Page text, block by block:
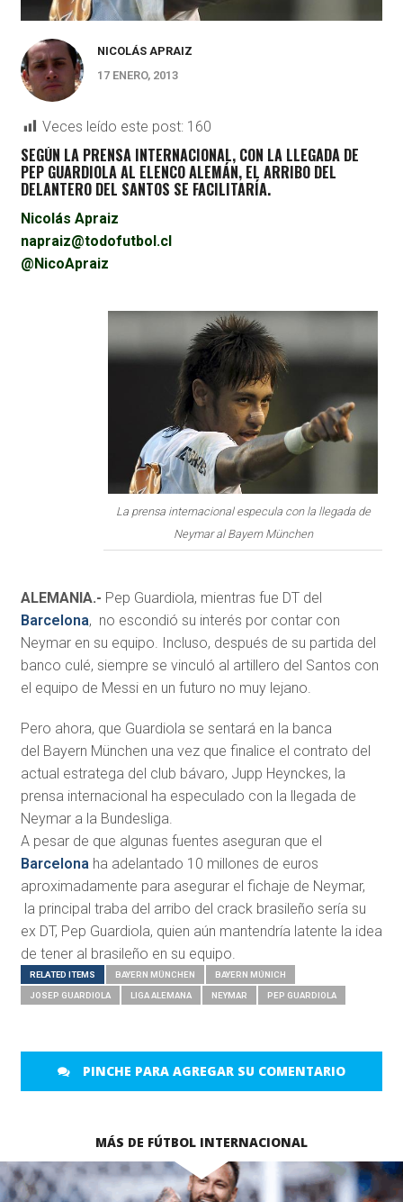
NICOLÁS APRAIZ
17 ENERO, 2013
Veces leído este post: 160
SEGÚN LA PRENSA INTERNACIONAL, CON LA LLEGADA DE
PEP GUARDIOLA AL ELENCO ALEMÁN, EL ARRIBO DEL
DELANTERO DEL SANTOS SE FACILITARÍA.
Nicolás Apraiz
napraiz@todofutbol.cl
@NicoApraiz
La prensa internacional especula con la llegada de
Neymar al Bayern München
ALEMANIA.- Pep Guardiola, mientras fue DT del
Barcelona, no escondió su interés por contar con
Neymar en su equipo. Incluso, después de su partida del
banco culé, siempre se vinculó al artillero del Santos con
el equipo de Messi en un futuro no muy lejano.
Pero ahora, que Guardiola se sentará en la banca
del Bayern München una vez que finalice el contrato del
actual estratega del club bávaro, Jupp Heynckes, la
prensa internacional ha especulado con la llegada de
Neymar a la Bundesliga.
A pesar de que algunas fuentes aseguran que el
Barcelonaha adelantado 10 millones de euros
aproximadamente para asegurar el fichaje de Neymar,
la principal traba del arribo del crack brasileño sería su
ex DT, Pep Guardiola, quien aún mantendría latente la idea
de tener al brasileño en su equipo.
RELATED ITEMS BAYERN MÜNCHEN BAYERN MÚNICH
JOSEP GUARDIOLA LIGA ALEMANA NEYMAR PEP GUARDIOLA
PINCHE PARA AGREGAR SU COMENTARIO
MÁS DE FÚTBOL INTERNACIONAL